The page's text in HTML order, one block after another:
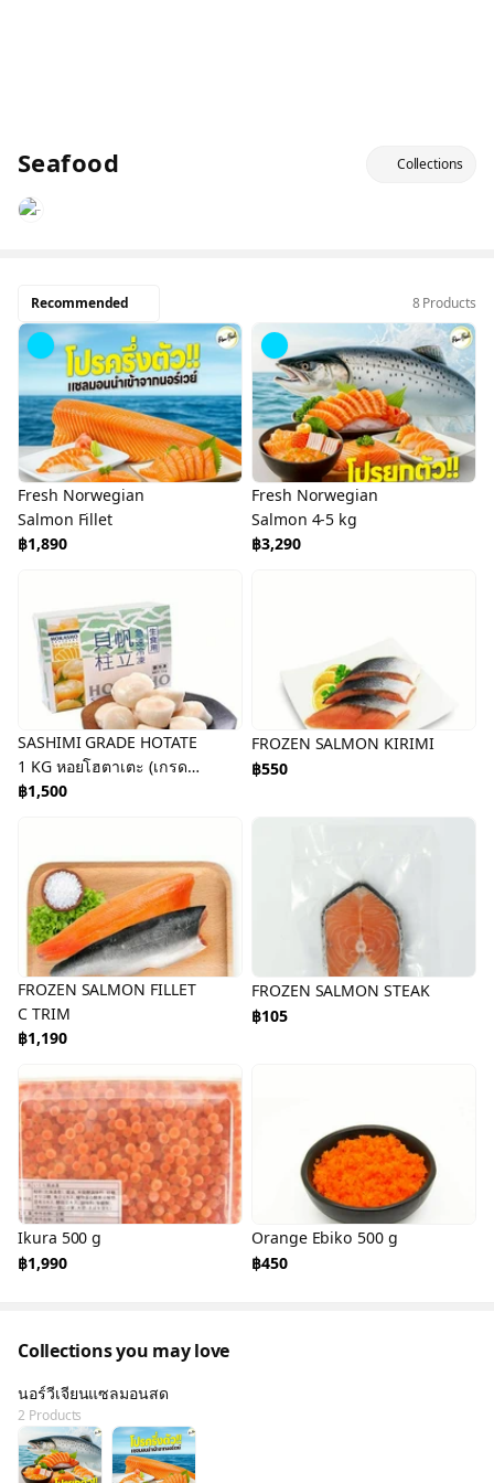
Seafood Collections
Recommended 8 Products
Fresh Norwegian
Salmon Fillet
฿1,890
Fresh Norwegian
Salmon 4-5 kg
฿3,290
SASHIMI GRADE HOTATE
1 KG หอยโฮตาเตะ (เกรด
ทานดิบได้)
฿1,500
FROZEN SALMON KIRIMI
฿550
FROZEN SALMON FILLET
C TRIM
฿1,190
FROZEN SALMON STEAK
฿105
Ikura 500 g
฿1,990
Orange Ebiko 500 g
฿450
Collections you may love
นอร์วีเจียนแซลมอนสด
2 Products